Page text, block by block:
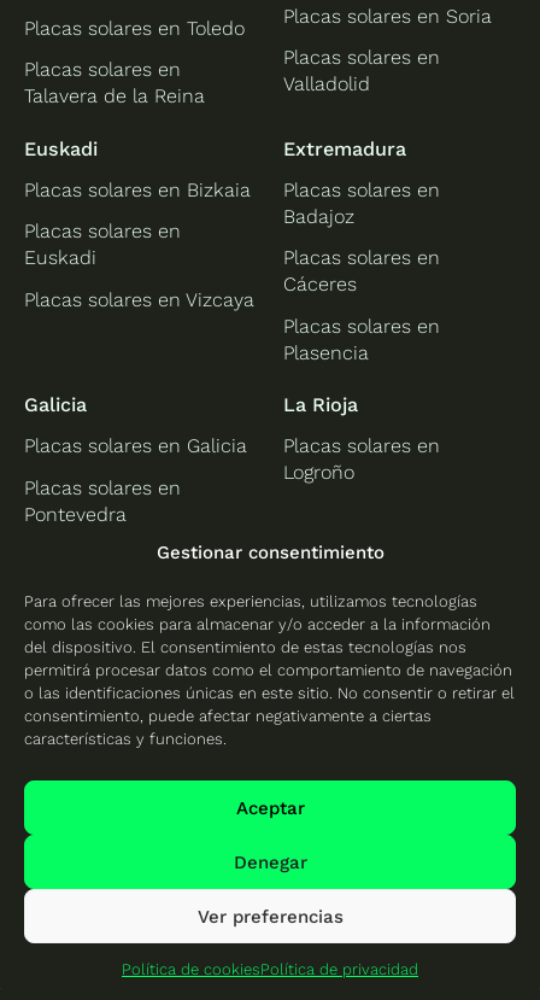
Gestionar consentimiento
Para ofrecer las mejores experiencias, utilizamos tecnologías
como las cookies para almacenar y/o acceder a la información
del dispositivo. El consentimiento de estas tecnologías nos
permitirá procesar datos como el comportamiento de navegación
o las identificaciones únicas en este sitio. No consentir o retirar el
consentimiento, puede afectar negativamente a ciertas
características y funciones.
Aceptar
Denegar
Ver preferencias
Política de cookiesPolítica de privacidad
Placas solares en Toledo
Placas solares en
Talavera de la Reina
Placas solares en Soria
Placas solares en
Valladolid
Euskadi
Placas solares en Bizkaia
Placas solares en
Euskadi
Placas solares en Vizcaya
Extremadura
Placas solares en
Badajoz
Placas solares en
Cáceres
Placas solares en
Plasencia
Galicia
Placas solares en Galicia
Placas solares en
Pontevedra
La Rioja
Placas solares en
Logroño
Placas solares en Madrid
Placas solares en Rivas
Vaciamadrid
Murcia
Placas solares en Murcia
Valencia
Alicante
Placas solares en
Valencia